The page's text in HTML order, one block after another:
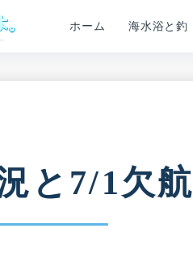
ホーム 海水浴と釣
と7/1欠航